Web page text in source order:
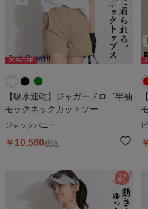
20%OFF
【吸水速乾】ジャガードロゴ半袖
モックネックカットソー
ジャックバニー
￥ 10,560税込
20%OFF
￥